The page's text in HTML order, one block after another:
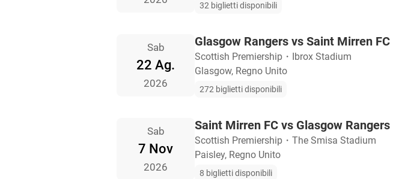
32 biglietti disponibili
Sab
22 Ag.
2026
Glasgow Rangers vs Saint Mirren FC
Scottish Premiership ・
Ibrox Stadium
Glasgow, Regno Unito
272 biglietti disponibili
Sab
7 Nov
2026
Saint Mirren FC vs Glasgow Rangers
Scottish Premiership ・ The Smisa Stadium
Paisley, Regno Unito
8 biglietti disponibili